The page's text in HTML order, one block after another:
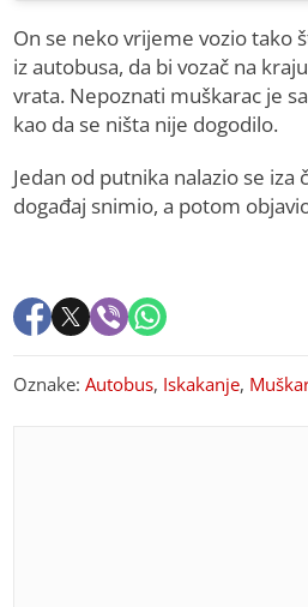
On se neko vrijeme vozio tako
iz autobusa, da bi vozač na
vrata. Nepoznati muškarac je
kao da se ništa nije dogodilo.
Jedan od putnika nalazio se iza
događaj snimio, a potom
Oznake:Autobus, Iskakanje,